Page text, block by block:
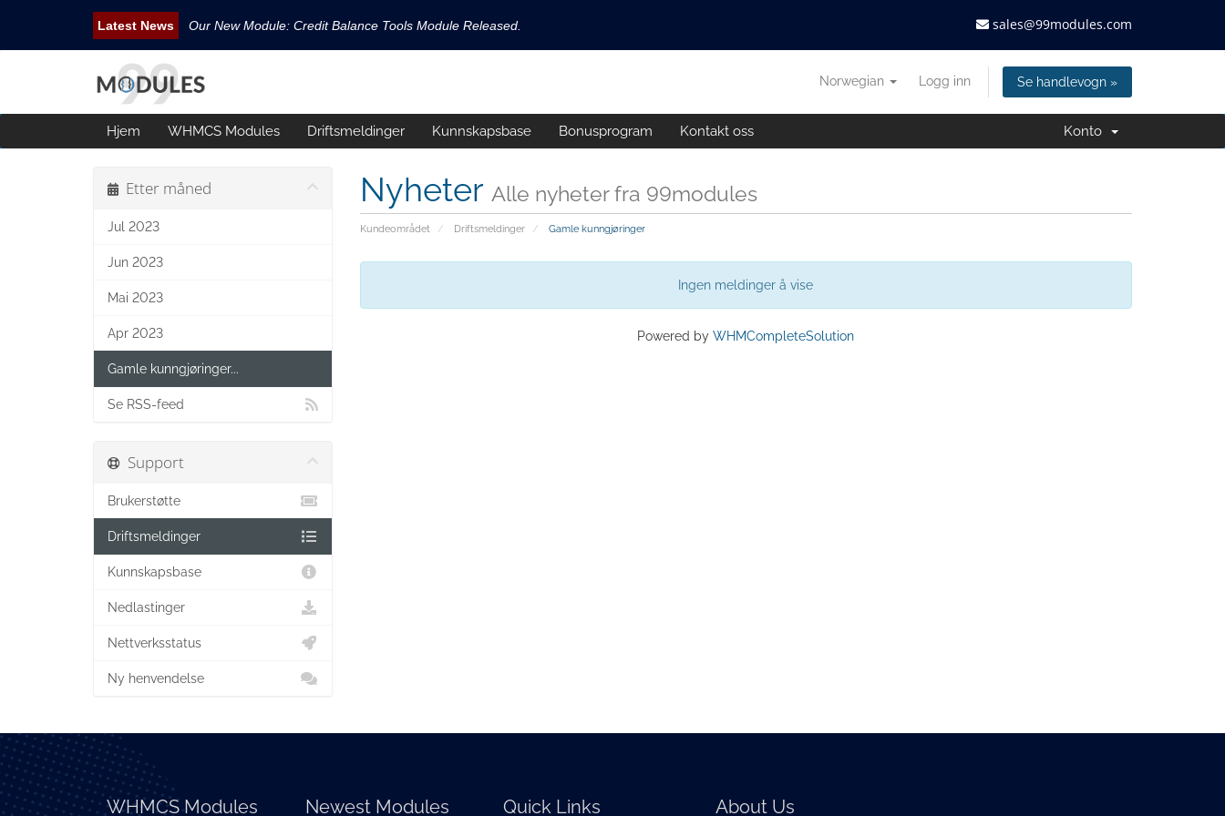
Our New Module: Credit Balance Tools Module Released.
New WHMCS module Security Pack is available now!
New WHMCS Geo Tools is released.
Email Tracking WHMCS Now Available!
sales@99modules.com
Norwegian Logg inn Se handlevogn »
Hjem WHMCS Modules Driftsmeldinger Kunnskapsbase Bonusprogram Kontakt oss Konto
Nyheter Alle nyheter fra 99modules
Kundeområdet Driftsmeldinger Gamle kunngjøringer
Etter måned
Jul 2023
Jun 2023
Mai 2023
Apr 2023
Gamle kunngjøringer...
Se RSS-feed
Ingen meldinger å vise
Powered byWHMCompleteSolution
Support
Brukerstøtte
Driftsmeldinger
Kunnskapsbase
Nedlastinger
Nettverksstatus
Ny henvendelse
WHMCS Modules Newest Modules Quick Links About Us